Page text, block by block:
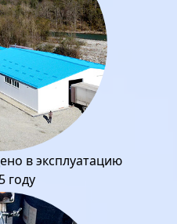
в эксплуатацию
году